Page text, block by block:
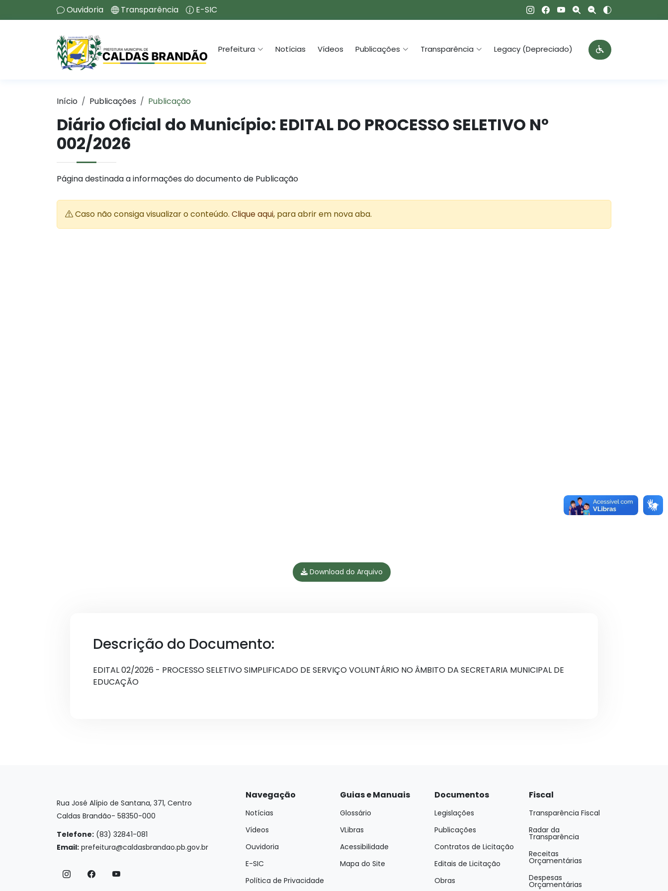
Ouvidoria Transparência E-SIC
Prefeitura Notícias Vídeos Publicações Transparência Legacy (Depreciado)
Início Publicações Publicação
Diário Oficial do Município: EDITAL DO PROCESSO SELETIVO Nº
002/2026
Página destinada a informações do documento de Publicação
Caso não consiga visualizar o conteúdo. Clique aqui, para abrir em nova aba.
Download do Arquivo
Descrição do Documento:
EDITAL 02/2026 - PROCESSO SELETIVO SIMPLIFICADO DE SERVIÇO VOLUNTÁRIO NO ÂMBITO DA SECRETARIA MUNICIPAL DE
EDUCAÇÃO
Rua José Alípio de Santana, 371, Centro
Caldas Brandão- 58350-000
Telefone: (83) 32841-081
Email: prefeitura@caldasbrandao.pb.gov.br
Navegação
Notícias
Vídeos
Ouvidoria
E-SIC
Política de Privacidade
Guias e Manuais
Glossário
VLibras
Acessibilidade
Mapa do Site
Documentos
Legislações
Publicações
Contratos de Licitação
Editais de Licitação
Obras
Fiscal
Transparência Fiscal
Radar da
Transparência
Receitas
Orçamentárias
Despesas
Orçamentárias